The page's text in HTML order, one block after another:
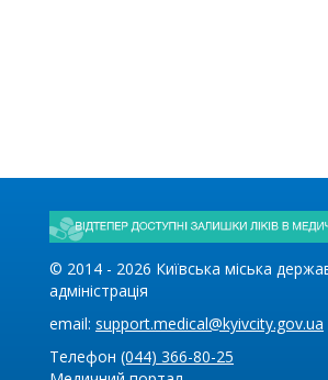
© 2014 - 2026 Київська міська
адміністрація
email: support.medical@kyivcity.gov.ua
Телефон (044) 366-80-25